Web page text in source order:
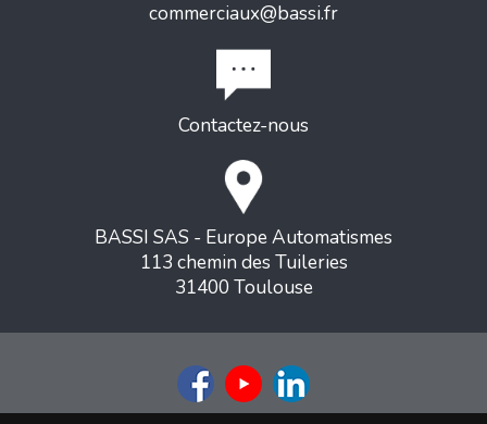
commerciaux@bassi.fr
Contactez-nous
BASSI SAS - Europe Automatismes
113 chemin des Tuileries
31400 Toulouse